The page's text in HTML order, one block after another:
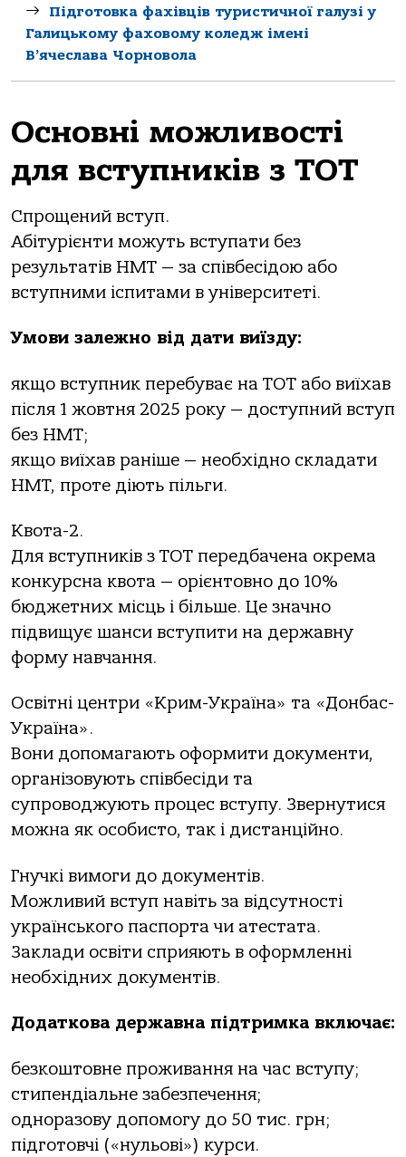
Підготовка фахівців туристичної галузі у
Галицькому фаховому коледж імені
В’ячеслава Чорновола
Основні можливості
для вступників з ТОТ
Спрощений вступ.
Абітурієнти можуть вступати без
результатів НМТ — за співбесідою або
вступними іспитами в університеті.
Умови залежно від дати виїзду:
якщо вступник перебуває на ТОТ або виїхав
після 1 жовтня 2025 року — доступний вступ
без НМТ;
якщо виїхав раніше — необхідно складати
НМТ, проте діють пільги.
Квота-2.
Для вступників з ТОТ передбачена окрема
конкурсна квота — орієнтовно до 10%
бюджетних місць і більше. Це значно
підвищує шанси вступити на державну
форму навчання.
Освітні центри «Крим-Україна» та «Донбас-
Україна».
Вони допомагають оформити документи,
організовують співбесіди та
супроводжують процес вступу. Звернутися
можна як особисто, так і дистанційно.
Гнучкі вимоги до документів.
Можливий вступ навіть за відсутності
українського паспорта чи атестата.
Заклади освіти сприяють в оформленні
необхідних документів.
Додаткова державна підтримка включає:
безкоштовне проживання на час вступу;
стипендіальне забезпечення;
одноразову допомогу до 50 тис. грн;
підготовчі («нульові») курси.